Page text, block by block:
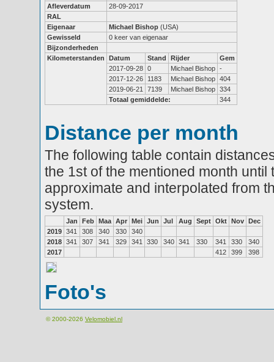
Afleverdatum
28-09-2017
RAL
Eigenaar
Michael Bishop (USA)
Gewisseld
0 keer van eigenaar
Bijzonderheden
Kilometerstanden
Datum Stand Rijder
Gem
2017-09-28 0 Michael Bishop -
2017-12-26
1183 Michael Bishop 404
2019-06-21
7139 Michael Bishop 334
Totaal gemiddelde:
344
Distance per month
The following table contain
the 1st of the mentioned month
approximate and interpolated from
system.
Jan Feb Maa Apr Mei Jun Jul Aug Sept Okt Nov Dec
2019 341 308 340 330
340
2018 341 307 341 329 341 330 340 341 330 341 330
340
2017
412 399 398
Foto's
© 2000-2026 Velomobiel.nl